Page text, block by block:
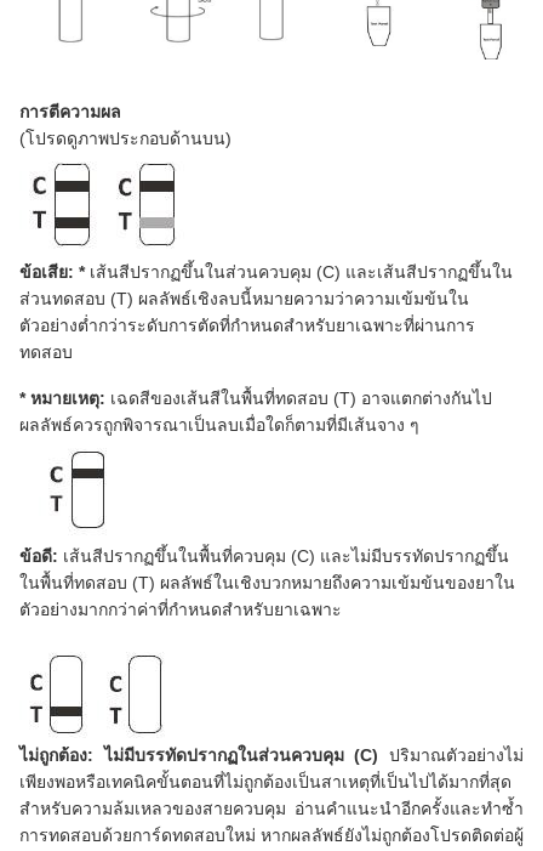
การตีความผล
(โปรดดูภาพประกอบด้านบน)
ข้อเสีย: *เส้นสีปรากฏขึ้นในส่วนควบคุม (C) และเส้นสีปรากฏขึ้นใน
ส่วนทดสอบ (T) ผลลัพธ์เชิงลบนี้หมายความว่าความเข้มข้นใน
ตัวอย่างต่ำกว่าระดับการตัดที่กำหนดสำหรับยาเฉพาะที่ผ่านการ
ทดสอบ
* หมายเหตุ: เฉดสีของเส้นสีในพื้นที่ทดสอบ (T) อาจแตกต่างกันไป
ผลลัพธ์ควรถูกพิจารณาเป็นลบเมื่อใดก็ตามที่มีเส้นจาง ๆ
ข้อดี: เส้นสีปรากฏขึ้นในพื้นที่ควบคุม (C) และไม่มีบรรทัดปรากฏขึ้น
ในพื้นที่ทดสอบ (T) ผลลัพธ์ในเชิงบวกหมายถึงความเข้มข้นของยาใน
ตัวอย่างมากกว่าค่าที่กำหนดสำหรับยาเฉพาะ
ไม่ถูกต้อง: ไม่มีบรรทัดปรากฏในส่วนควบคุม (C) ปริมาณตัวอย่างไม่
เพียงพอหรือเทคนิคขั้นตอนที่ไม่ถูกต้องเป็นสาเหตุที่เป็นไปได้มากที่สุด
สำหรับความล้มเหลวของสายควบคุม อ่านคำแนะนำอีกครั้งและทำซ้ำ
การทดสอบด้วยการ์ดทดสอบใหม่ หากผลลัพธ์ยังไม่ถูกต้องโปรดติดต่อผู้